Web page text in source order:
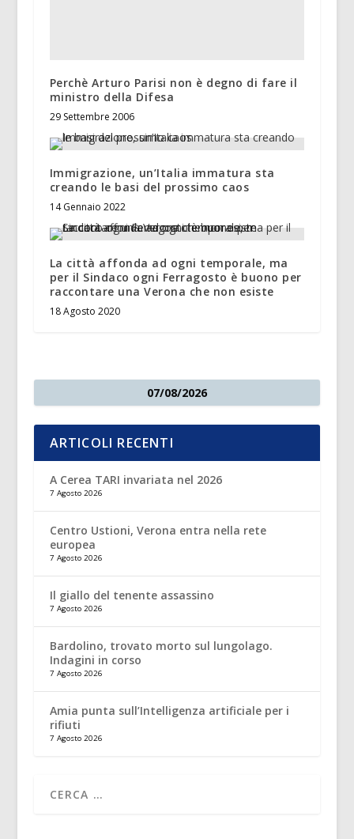
Perchè Arturo Parisi non è degno di fare il
ministro della Difesa
29 Settembre 2006
Immigrazione, un’Italia immatura sta
creando le basi del prossimo caos
14 Gennaio 2022
La città affonda ad ogni temporale, ma
per il Sindaco ogni Ferragosto è buono per
raccontare una Verona che non esiste
18 Agosto 2020
07/08/2026
ARTICOLI RECENTI
A Cerea TARI invariata nel 2026
7 Agosto 2026
Centro Ustioni, Verona entra nella rete
europea
7 Agosto 2026
Il giallo del tenente assassino
7 Agosto 2026
Bardolino, trovato morto sul lungolago.
Indagini in corso
7 Agosto 2026
Amia punta sull’Intelligenza artificiale per i
rifiuti
7 Agosto 2026